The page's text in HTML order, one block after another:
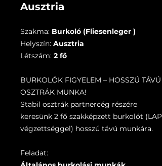
Ausztria
Szakma: Burkoló (Fliesenleger )
Helyszín: Ausztria
Létszám: 2 fő
BURKOLÓK FIGYELEM – HOSSZÚ TÁVÚ
OSZTRÁK MUNKA!
Stabil osztrák partnercég részére
keresünk 2 fő szakképzett burkolót (LAP
végzettséggel) hosszú távú munkára.
Feladat: